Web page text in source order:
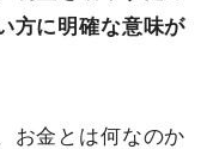
方に明確な意味が
お金とは何なのか